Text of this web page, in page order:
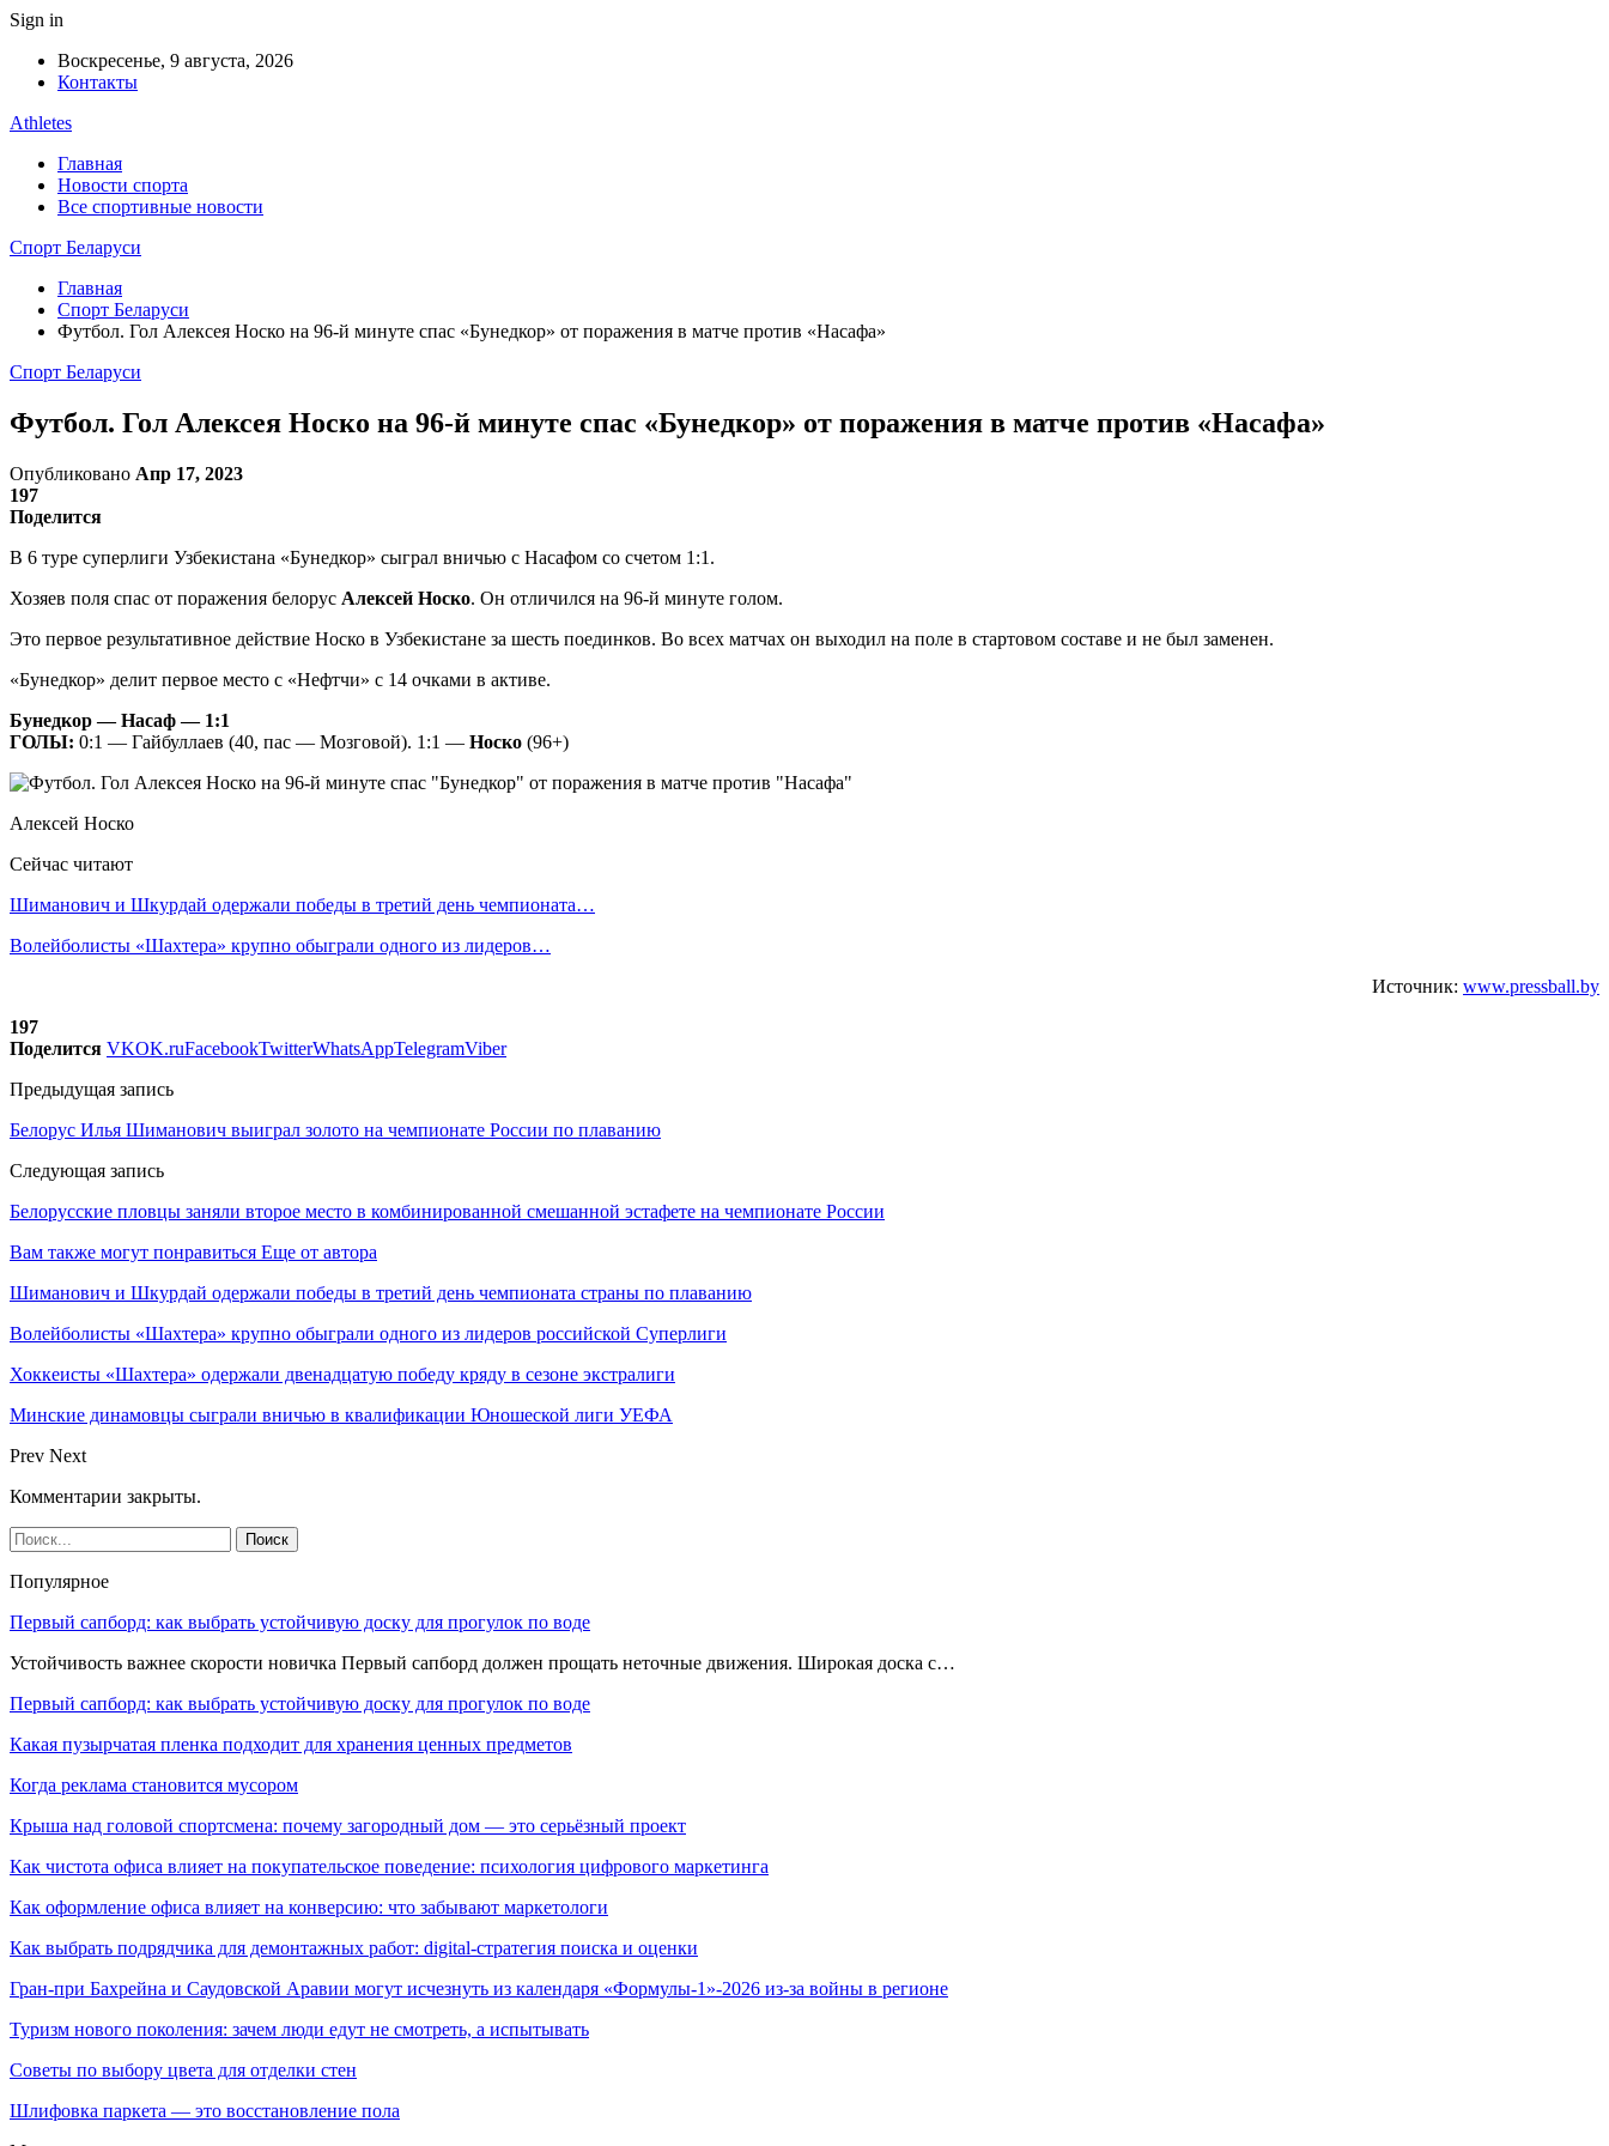
Sign in
Воскресенье, 9 августа, 2026
Контакты
Athletes
Главная
Новости спорта
Все спортивные новости
Спорт Беларуси
Главная
Спорт Беларуси
Футбол. Гол Алексея Носко на 96-й минуте спас «Бунедкор» от поражения в матче против «Насафа»
Спорт Беларуси
Футбол. Гол Алексея Носко на 96-й минуте спас «Бунедкор» от поражения в матче против «Насафа»
Опубликовано Апр 17, 2023
197
Поделится
В 6 туре суперлиги Узбекистана «Бунедкор» сыграл вничью с Насафом со счетом 1:1.
Хозяев поля спас от поражения белорус Алексей Носко. Он отличился на 96-й минуте голом.
Это первое результативное действие Носко в Узбекистане за шесть поединков. Во всех матчах он выходил на поле в стартовом составе и не был заменен.
«Бунедкор» делит первое место с «Нефтчи» с 14 очками в активе.
Бунедкор — Насаф — 1:1
ГОЛЫ: 0:1 — Гайбуллаев (40, пас — Мозговой). 1:1 — Носко (96+)
Алексей Носко
Сейчас читают
Шиманович и Шкурдай одержали победы в третий день чемпионата…
Волейболисты «Шахтера» крупно обыграли одного из лидеров…
Источник: www.pressball.by
197
Поделится VKOK.ruFacebookTwitterWhatsAppTelegramViber
Предыдущая запись
Белорус Илья Шиманович выиграл золото на чемпионате России по плаванию
Следующая запись
Белорусские пловцы заняли второе место в комбинированной смешанной эстафете на чемпионате России
Вам также могут понравиться Еще от автора
Шиманович и Шкурдай одержали победы в третий день чемпионата страны по плаванию
Волейболисты «Шахтера» крупно обыграли одного из лидеров российской Суперлиги
Хоккеисты «Шахтера» одержали двенадцатую победу кряду в сезоне экстралиги
Минские динамовцы сыграли вничью в квалификации Юношеской лиги УЕФА
Prev Next
Комментарии закрыты.
Популярное
Первый сапборд: как выбрать устойчивую доску для прогулок по воде
Устойчивость важнее скорости новичка Первый сапборд должен прощать неточные движения. Широкая доска с…
Первый сапборд: как выбрать устойчивую доску для прогулок по воде
Какая пузырчатая пленка подходит для хранения ценных предметов
Когда реклама становится мусором
Крыша над головой спортсмена: почему загородный дом — это серьёзный проект
Как чистота офиса влияет на покупательское поведение: психология цифрового маркетинга
Как оформление офиса влияет на конверсию: что забывают маркетологи
Как выбрать подрядчика для демонтажных работ: digital-стратегия поиска и оценки
Гран-при Бахрейна и Саудовской Аравии могут исчезнуть из календаря «Формулы-1»-2026 из-за войны в регионе
Туризм нового поколения: зачем люди едут не смотреть, а испытывать
Советы по выбору цвета для отделки стен
Шлифовка паркета — это восстановление пола